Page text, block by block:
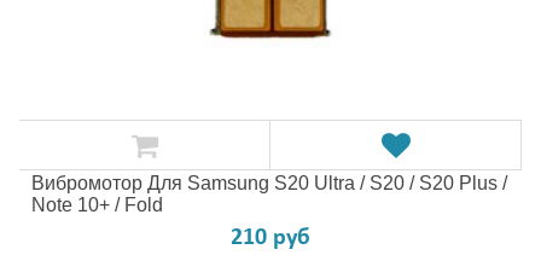
Вибромотор Для Samsung S20 Ultra / S20 / S20 Plus /
Note 10+ / Fold
210 руб